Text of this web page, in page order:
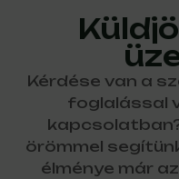
Kérdése van a
foglalással
örömmel
élménye már